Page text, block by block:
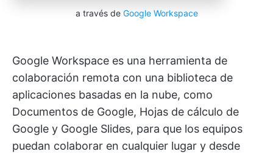
a través de Google Workspace
Google Workspace es una herramienta de
colaboración remota con una biblioteca de
aplicaciones basadas en la nube, como
Documentos de Google, Hojas de cálculo de
Google y Google Slides, para que los equipos
puedan colaborar en cualquier lugar y desde